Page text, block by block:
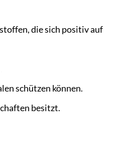
die sich positiv auf
schützen können.
besitzt.